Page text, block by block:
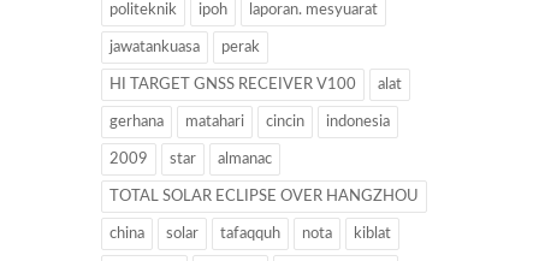
politeknik ipoh laporan. mesyuarat
jawatankuasa perak
HI TARGET GNSS RECEIVER V100 alat
gerhana matahari cincin indonesia
2009 star almanac
TOTAL SOLAR ECLIPSE OVER HANGZHOU
china solar tafaqquh nota kiblat